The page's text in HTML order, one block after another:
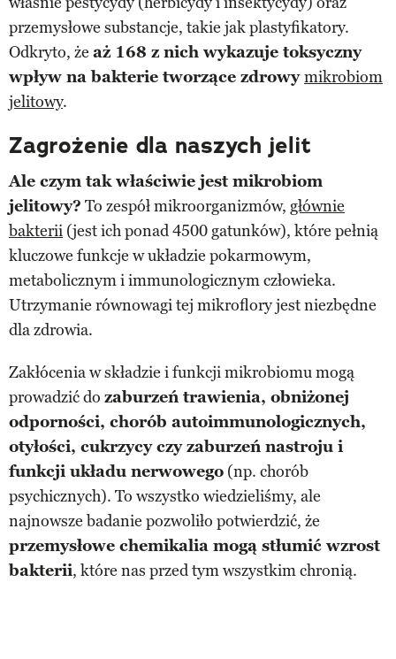
przemysłowe substancje, takie jak plastyfikatory.
Odkryto, że aż 168 z nich wykazuje toksyczny
wpływ na bakterie tworzące zdrowymikrobiom
jelitowy.
Zagrożenie dla naszych jelit
Ale czym tak właściwie jest mikrobiom
jelitowy? To zespół mikroorganizmów, głównie
bakterii (jest ich ponad 4500 gatunków), które pełnią
kluczowe funkcje w układzie pokarmowym,
metabolicznym i immunologicznym człowieka.
Utrzymanie równowagi tej mikroflory jest niezbędne
dla zdrowia.
Zakłócenia w składzie i funkcji mikrobiomu mogą
prowadzić do zaburzeń trawienia, obniżonej
odporności, chorób autoimmunologicznych,
otyłości, cukrzycy czy zaburzeń nastroju i
funkcji układu nerwowego (np. chorób
psychicznych). To wszystko wiedzieliśmy, ale
najnowsze badanie pozwoliło potwierdzić, że
przemysłowe chemikalia mogą stłumić wzrost
bakterii, które nas przed tym wszystkim chronią.